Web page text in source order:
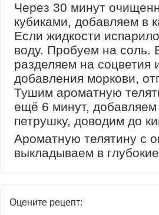
Через 30 минут
кубиками, добавляем в
Если жидкости
воду. Пробуем на соль.
разделяем на соцветия
добавления моркови,
Тушим ароматную
ещё 6 минут,
петрушку, доводим до
Ароматную телятину с
выкладываем в
Оцените рецепт: